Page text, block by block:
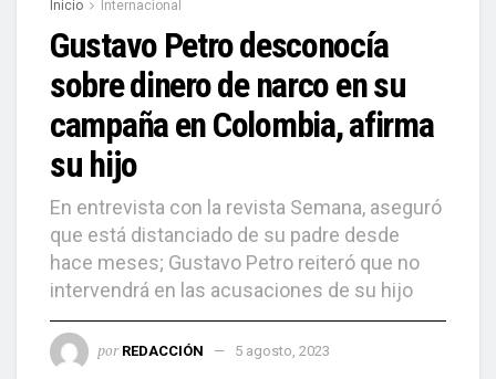
Inicio Internacional
Gustavo Petro desconocía
sobre dinero de narco en su
campaña en Colombia, afirma
su hijo
En entrevista con la revista Semana, aseguró
que está distanciado de su padre desde
hace meses; Gustavo Petro reiteró que no
intervendrá en las acusaciones de su hijo
por REDACCIÓN 5 agosto, 2023